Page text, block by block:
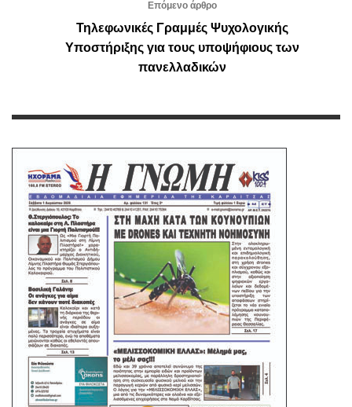
Επόμενο άρθρο
Τηλεφωνικές Γραμμές Ψυχολογικής
Υποστήριξης για τους υποψήφιους των
πανελλαδικών